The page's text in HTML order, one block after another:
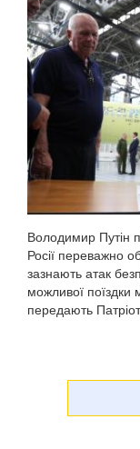
Володимир Путін
Росії переважно
зазнають атак
можливої поїздки
передають